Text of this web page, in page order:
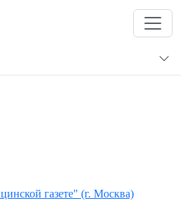
газете" (г. Москва)